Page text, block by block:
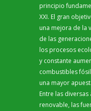
principio
XXI. El gran
una mejora de la
de las
los procesos
y constante
combustibles
una mayor
Entre las
renovable, las